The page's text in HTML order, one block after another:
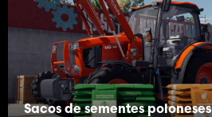
Sacos de sementes poloneses